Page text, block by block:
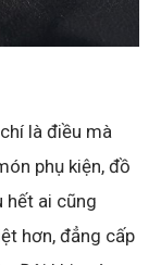
là điều mà
phụ kiện, đồ
hết ai cũng
hơn, đẳng cấp